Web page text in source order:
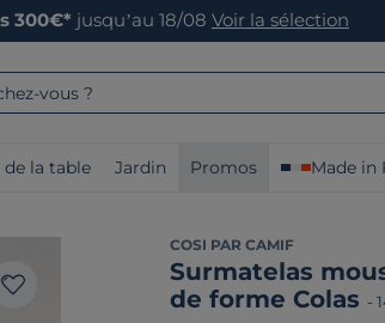
300€* jusqu’au 18/08 Voir la sélection
vous ?
la table Jardin Promos Made in
COSI PAR CAMIF
Surmatelas
de forme Colas -